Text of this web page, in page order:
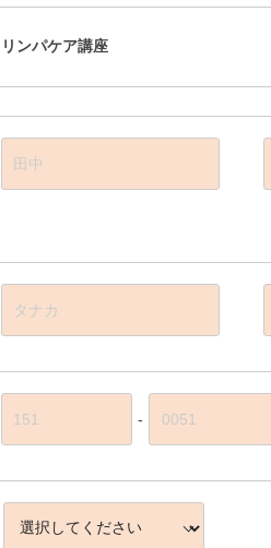
リンパケア講座
-